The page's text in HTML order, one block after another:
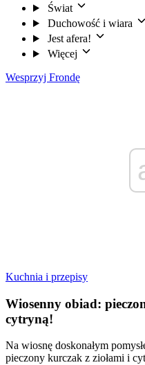
Świat
Duchowość i wiara
Jest afera!
Więcej
Wesprzyj Frondę
Kuchnia i przepisy
Wiosenny obiad:
cytryną!
Na wiosnę doskonałym
pieczony kurczak z ziołami i